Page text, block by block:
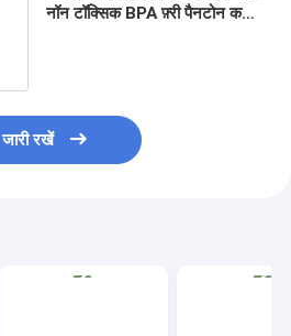
नॉन टॉक्सिक BPA फ़्री पैनटोन कलर
जारी रखें